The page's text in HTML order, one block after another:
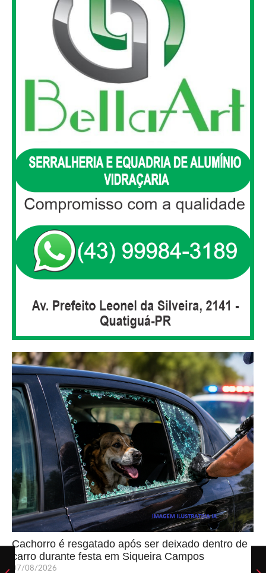
Cachorro é resgatado após ser deixado dentro de
carro durante festa em Siqueira Campos
07/08/2026